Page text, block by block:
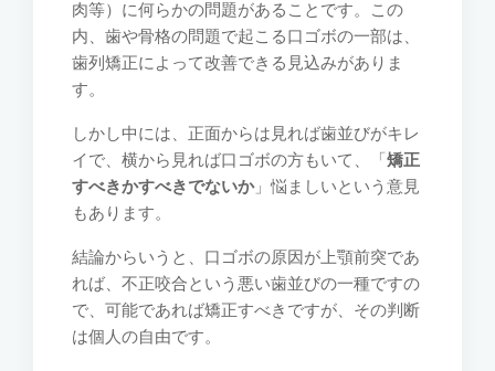
肉等）に何らかの問題があることです。この
内、歯や骨格の問題で起こる口ゴボの一部は、
歯列矯正によって改善できる見込みがありま
す。
しかし中には、正面からは見れば歯並びがキレ
イで、横から見れば口ゴボの方もいて、「 矯正
すべきかすべきでないか」悩ましいという意見
もあります。
結論からいうと、口ゴボの原因が上顎前突であ
れば、不正咬合という悪い歯並びの一種ですの
で、可能であれば矯正すべきですが、その判断
は個人の自由です。